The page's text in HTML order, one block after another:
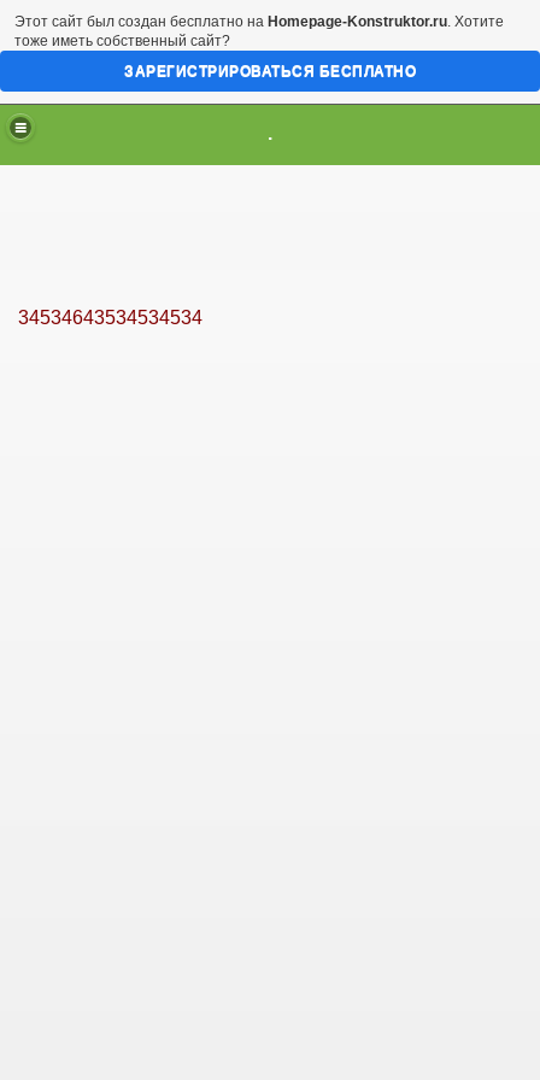
.
34534643534534534
Этот сайт был создан бесплатно на Homepage-Konstruktor.ru. Хотите
тоже иметь собственный сайт?
ЗАРЕГИСТРИРОВАТЬСЯ БЕСПЛАТНО